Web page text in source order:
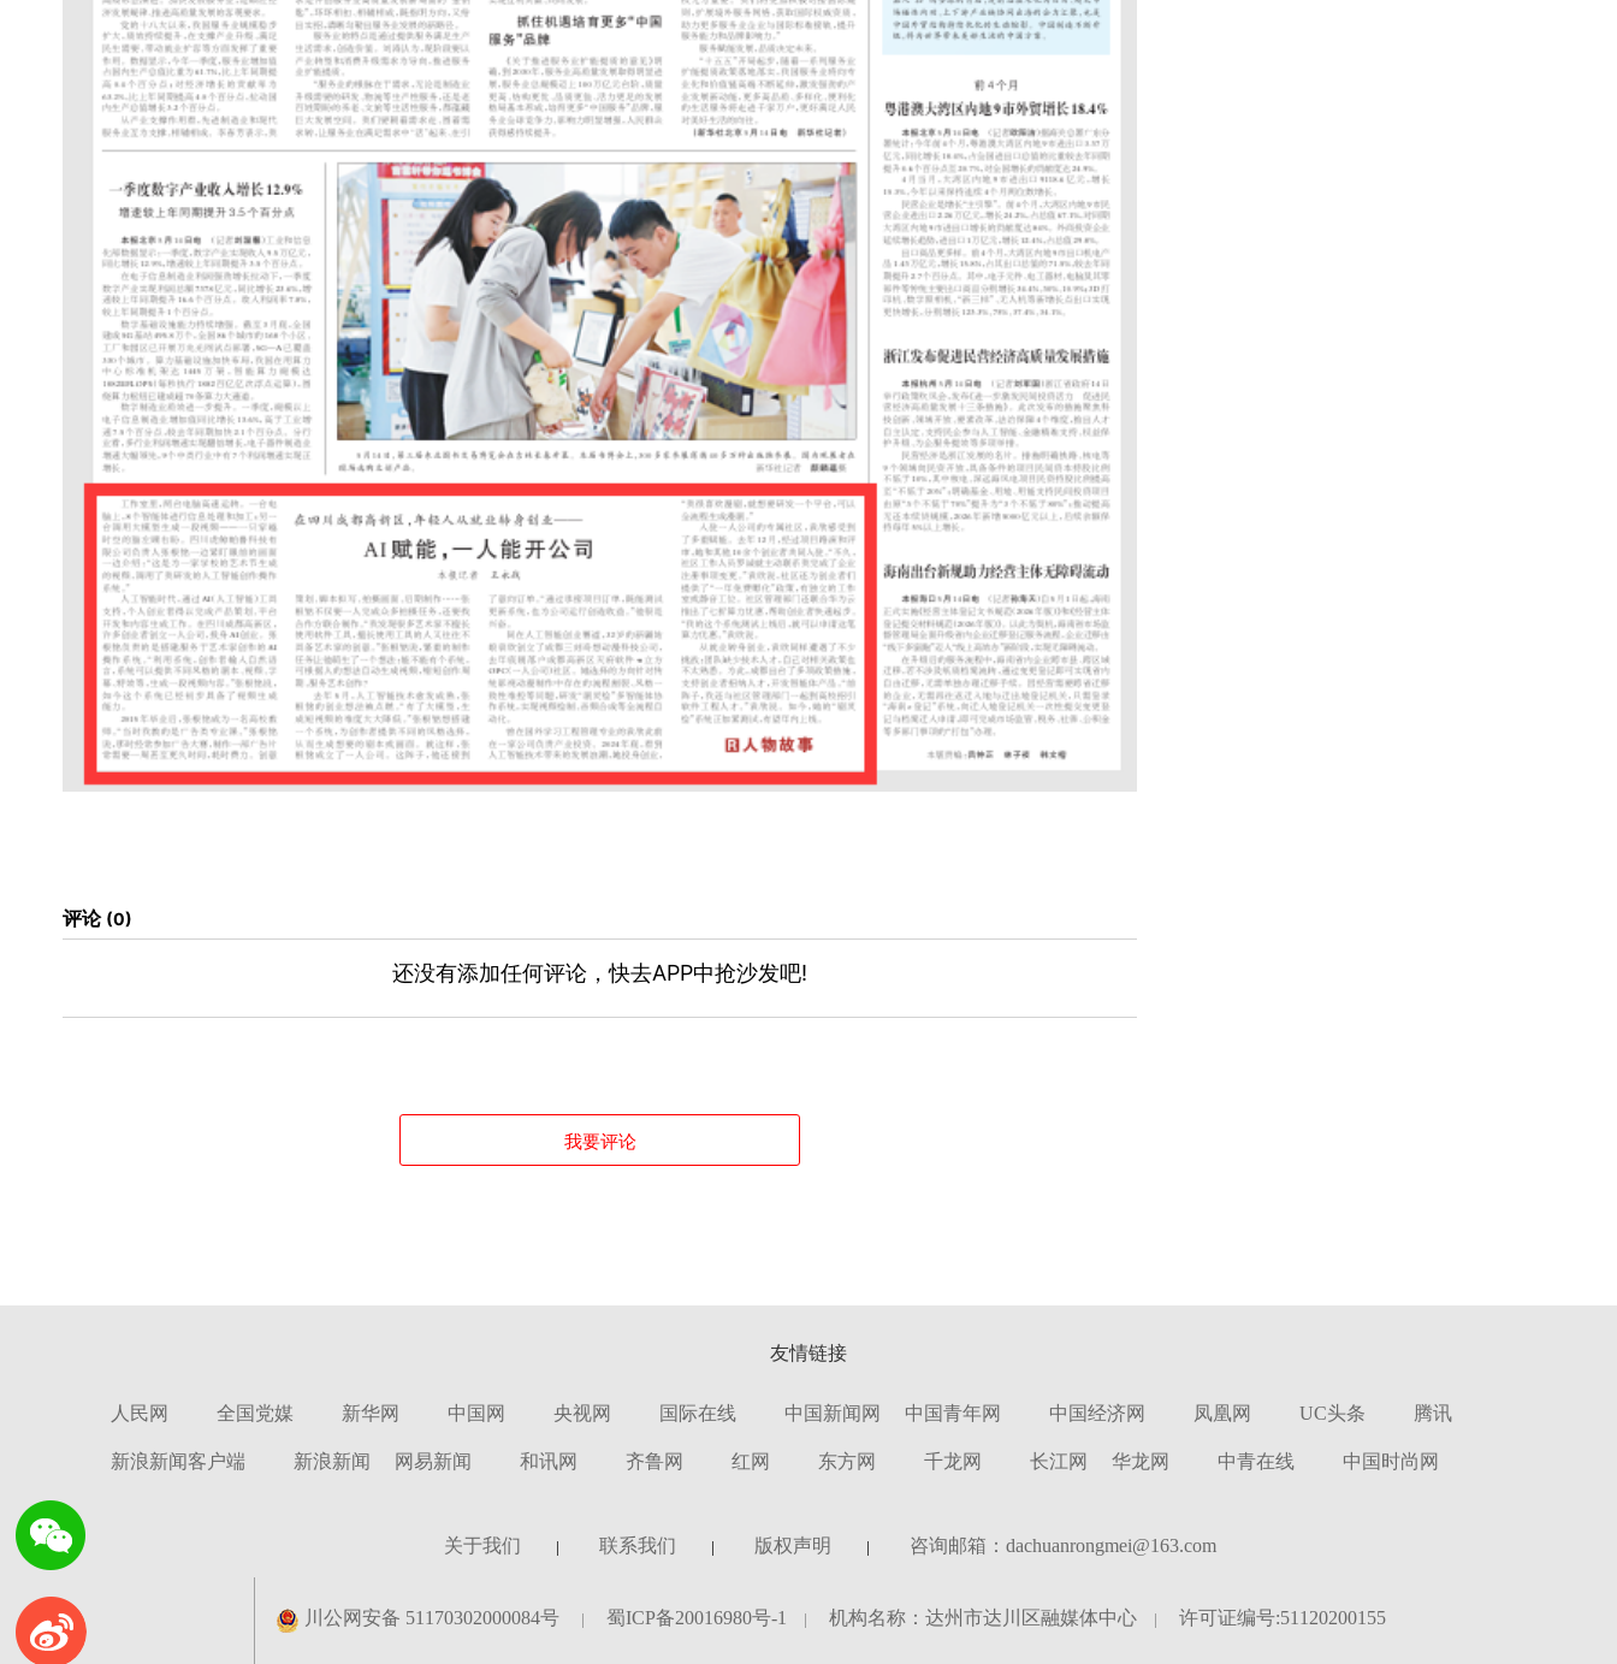
评论 0
还没有添加任何评论，快去APP中抢沙发吧!
我要评论
友情链接
人民网 全国党媒 新华网 中国网 央视网 国际在线 中国新闻网 中国青年网 中国经济网 凤凰网 UC头条 腾讯
新浪新闻客户端 新浪新闻 网易新闻 和讯网 齐鲁网 红网 东方网 千龙网 长江网 华龙网 中青在线 中国时尚网
关于我们 联系我们 版权声明 咨询邮箱：dachuanrongmei@163.com
川公网安备 51170302000084号 蜀ICP备20016980号-1 机构名称：达州市达川区融媒体中心 许可证编号:51120200155